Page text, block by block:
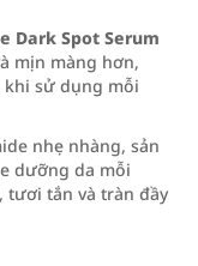
Dark Spot Serum
mịn màng hơn,
khi sử dụng mỗi
nhẹ nhàng, sản
dưỡng da mỗi
tươi tắn và tràn đầy